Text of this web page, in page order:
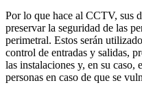
Por lo que hace al CCTV, sus
preservar la seguridad de las
perimetral. Estos serán
control de entradas y salidas,
las instalaciones y, en su
personas en caso de que se